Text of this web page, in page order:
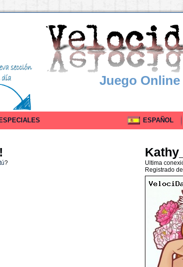
Juego
ESPECIALES ESPAÑOL
?
Ultima
Registrado